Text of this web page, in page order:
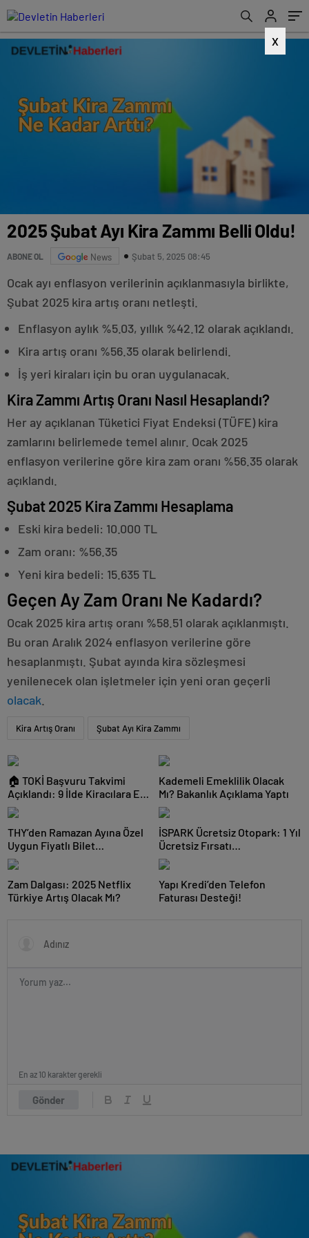
X
2025 Şubat Ayı Kira Zammı Belli Oldu!
ABONE OL News Şubat 5, 2025 08:45
Ocak ayı enflasyon verilerinin açıklanmasıyla birlikte,
Şubat 2025 kira artış oranı netleşti.
Enflasyon aylık %5.03, yıllık %42.12 olarak açıklandı.
Kira artış oranı %56.35 olarak belirlendi.
İş yeri kiraları için bu oran uygulanacak.
Kira Zammı Artış Oranı Nasıl Hesaplandı?
Her ay açıklanan Tüketici Fiyat Endeksi (TÜFE) kira
zamlarını belirlemede temel alınır. Ocak 2025
enflasyon verilerine göre kira zam oranı %56.35 olarak
açıklandı.
Şubat 2025 Kira Zammı Hesaplama
Eski kira bedeli: 10.000 TL
Zam oranı: %56.35
Yeni kira bedeli: 15.635 TL
Geçen Ay Zam Oranı Ne Kadardı?
Ocak 2025 kira artış oranı %58.51 olarak açıklanmıştı.
Bu oran Aralık 2024 enflasyon verilerine göre
hesaplanmıştı. Şubat ayında kira sözleşmesi
yenilenecek olan işletmeler için yeni oran geçerli
olacak
Kira Artış Oranı Şubat Ayı Kira Zammı
🏠 TOKİ Başvuru Takvimi
Açıklandı: 9 İlde Kiracılara Ev
Sahibi Olma Fırsatı!
Kademeli Emeklilik Olacak
Mı? Bakanlık Açıklama Yaptı
THY’den Ramazan Ayına Özel
Uygun Fiyatlı Bilet
Kampanyası
İSPARK Ücretsiz Otopark: 1 Yıl
Ücretsiz Fırsatı…
Zam Dalgası: 2025 Netflix
Türkiye Artış Olacak Mı?
Yapı Kredi’den Telefon
Faturası Desteği!
Gönder
En az 10 karakter gerekli